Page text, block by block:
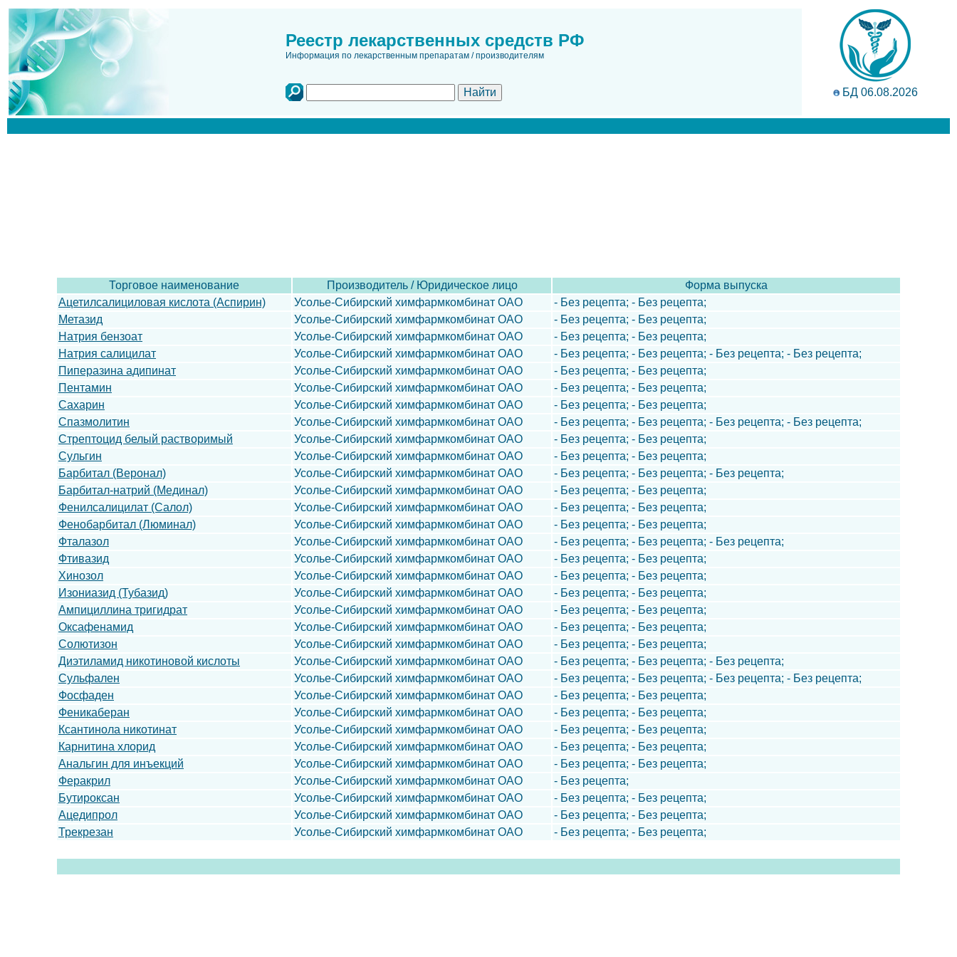
Реестр лекарственных средств РФ
Информация по лекарственным препаратам / производителям
БД 06.08.2026
Торговое наименование Производитель / Юридическое лицо
Форма выпуска
Ацетилсалициловая кислота (Аспирин)
Усолье-Сибирский химфармкомбинат ОАО
- Без рецепта; - Без рецепта;
Метазид
Усолье-Сибирский химфармкомбинат ОАО
- Без рецепта; - Без рецепта;
Натрия бензоат
Усолье-Сибирский химфармкомбинат ОАО
- Без рецепта; - Без рецепта;
Натрия салицилат
Усолье-Сибирский химфармкомбинат ОАО
- Без рецепта; - Без рецепта; - Без рецепта; - Без рецепта;
Пиперазина адипинат
Усолье-Сибирский химфармкомбинат ОАО
- Без рецепта; - Без рецепта;
Пентамин
Усолье-Сибирский химфармкомбинат ОАО
- Без рецепта; - Без рецепта;
Сахарин
Усолье-Сибирский химфармкомбинат ОАО
- Без рецепта; - Без рецепта;
Спазмолитин
Усолье-Сибирский химфармкомбинат ОАО
- Без рецепта; - Без рецепта; - Без рецепта; - Без рецепта;
Стрептоцид белый растворимый
Усолье-Сибирский химфармкомбинат ОАО
- Без рецепта; - Без рецепта;
Сульгин
Усолье-Сибирский химфармкомбинат ОАО
- Без рецепта; - Без рецепта;
Барбитал (Веронал)
Усолье-Сибирский химфармкомбинат ОАО
- Без рецепта; - Без рецепта; - Без рецепта;
Барбитал-натрий (Мединал)
Усолье-Сибирский химфармкомбинат ОАО
- Без рецепта; - Без рецепта;
Фенилсалицилат (Салол)
Усолье-Сибирский химфармкомбинат ОАО
- Без рецепта; - Без рецепта;
Фенобарбитал (Люминал)
Усолье-Сибирский химфармкомбинат ОАО
- Без рецепта; - Без рецепта;
Фталазол
Усолье-Сибирский химфармкомбинат ОАО
- Без рецепта; - Без рецепта; - Без рецепта;
Фтивазид
Усолье-Сибирский химфармкомбинат ОАО
- Без рецепта; - Без рецепта;
Хинозол
Усолье-Сибирский химфармкомбинат ОАО
- Без рецепта; - Без рецепта;
Изониазид (Тубазид)
Усолье-Сибирский химфармкомбинат ОАО
- Без рецепта; - Без рецепта;
Ампициллина тригидрат
Усолье-Сибирский химфармкомбинат ОАО
- Без рецепта; - Без рецепта;
Оксафенамид
Усолье-Сибирский химфармкомбинат ОАО
- Без рецепта; - Без рецепта;
Солютизон
Усолье-Сибирский химфармкомбинат ОАО
- Без рецепта; - Без рецепта;
Диэтиламид никотиновой кислоты
Усолье-Сибирский химфармкомбинат ОАО
- Без рецепта; - Без рецепта; - Без рецепта;
Сульфален
Усолье-Сибирский химфармкомбинат ОАО
- Без рецепта; - Без рецепта; - Без рецепта; - Без рецепта;
Фосфаден
Усолье-Сибирский химфармкомбинат ОАО
- Без рецепта; - Без рецепта;
Феникаберан
Усолье-Сибирский химфармкомбинат ОАО
- Без рецепта; - Без рецепта;
Ксантинола никотинат
Усолье-Сибирский химфармкомбинат ОАО
- Без рецепта; - Без рецепта;
Карнитина хлорид
Усолье-Сибирский химфармкомбинат ОАО
- Без рецепта; - Без рецепта;
Анальгин для инъекций
Усолье-Сибирский химфармкомбинат ОАО
- Без рецепта; - Без рецепта;
Феракрил
Усолье-Сибирский химфармкомбинат ОАО
- Без рецепта;
Бутироксан
Усолье-Сибирский химфармкомбинат ОАО
- Без рецепта; - Без рецепта;
Ацедипрол
Усолье-Сибирский химфармкомбинат ОАО
- Без рецепта; - Без рецепта;
Трекрезан
Усолье-Сибирский химфармкомбинат ОАО - Без рецепта; - Без рецепта;